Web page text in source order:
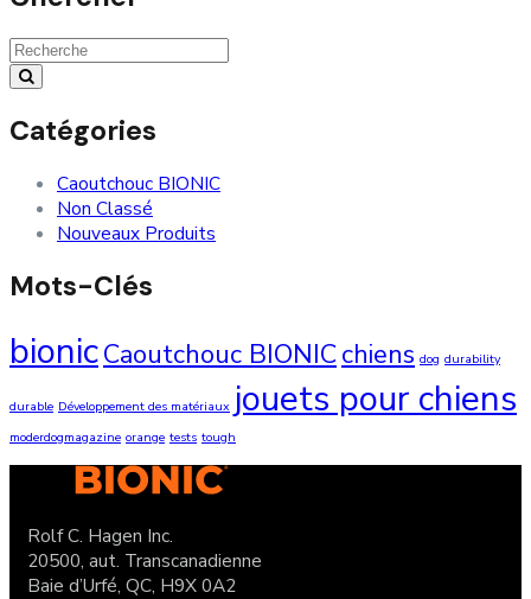
Search
for:
Catégories
Caoutchouc BIONIC
Non Classé
Nouveaux Produits
Mots-Clés
bionicCaoutchouc BIONICchiens dog durability
durable Développement des matériaux jouets pour chiens
moderdogmagazine orange tests tough
Rolf C. Hagen Inc.
20500, aut. Transcanadienne
Baie d’Urfé, QC, H9X 0A2